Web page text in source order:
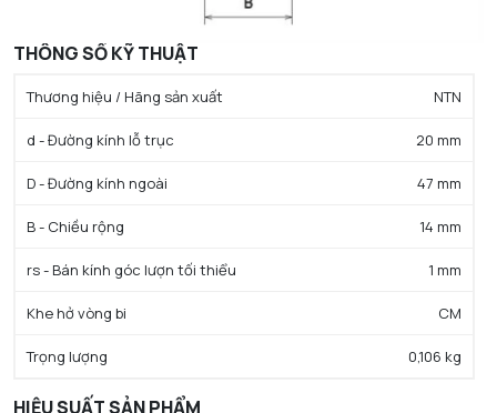
THÔNG SỐ KỸ THUẬT
Thương hiệu / Hãng sản xuất NTN
d - Đường kính lỗ trục 20 mm
D - Đường kính ngoài 47 mm
B - Chiều rộng 14 mm
rs - Bán kính góc lượn tối thiểu 1 mm
Khe hở vòng bi CM
Trọng lượng 0,106 kg
HIỆU SUẤT SẢN PHẨM